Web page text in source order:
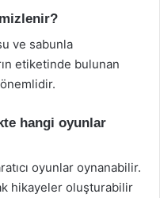
ve sabunla
etiketinde bulunan
hangi oyunlar
oyunlar oynanabilir.
hikayeler oluşturabilir